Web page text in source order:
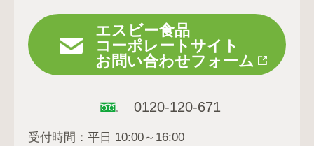
エスビー食品
コーポレートサイト
お問い合わせフォーム
0120-120-671
受付時間：平日 10:00～16:00